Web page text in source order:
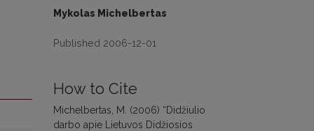
Mykolas Michelbertas
Published 2006-12-01
How to Cite
Michelbertas, M. (2006) “Didžiulio
darbo apie Lietuvos Didžiosios